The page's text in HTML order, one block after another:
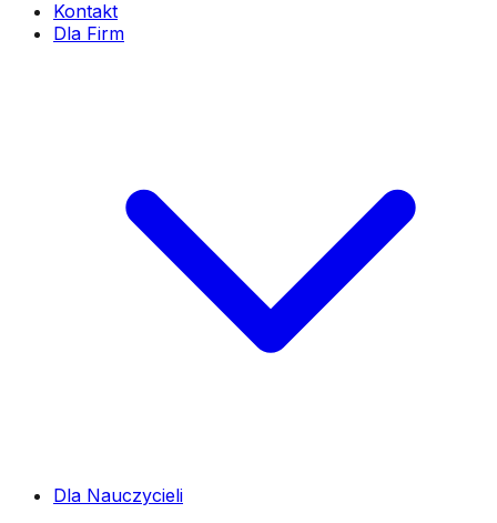
Kontakt
Dla Firm
Dla Nauczycieli